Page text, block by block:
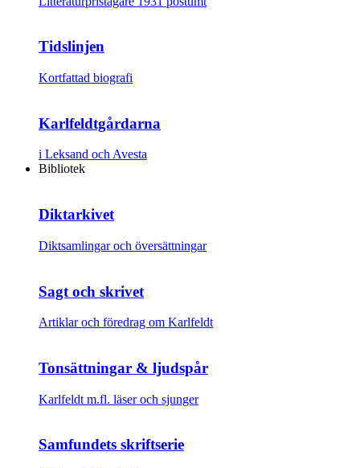
Tidslinjen
Kortfattad biografi
Karlfeldtgårdarna
i Leksand och Avesta
Bibliotek
Diktarkivet
Diktsamlingar och översättningar
Sagt och skrivet
Artiklar och föredrag om Karlfeldt
Tonsättningar & ljudspår
Karlfeldt m.fl. läser och sjunger
Samfundets skriftserie